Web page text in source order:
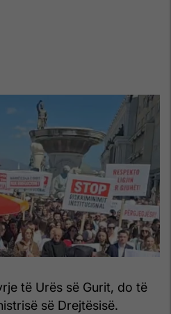
të Urës së Gurit, do të
së Drejtësisë.